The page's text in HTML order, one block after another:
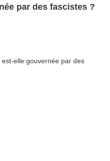
par des fascistes ?